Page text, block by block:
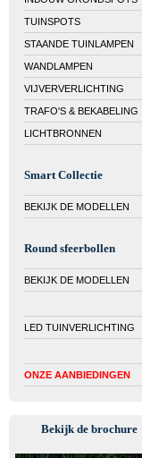
TUINSPOTS
STAANDE TUINLAMPEN
WANDLAMPEN
VIJVERVERLICHTING
TRAFO'S & BEKABELING
LICHTBRONNEN
Smart Collectie
BEKIJK DE MODELLEN
Round sfeerbollen
BEKIJK DE MODELLEN
LED TUINVERLICHTING
ONZE AANBIEDINGEN
Bekijk de brochure